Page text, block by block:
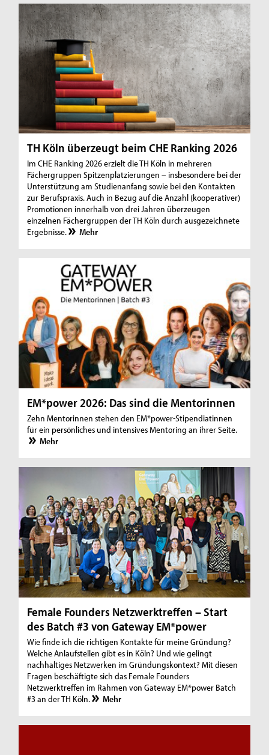
TH Köln überzeugt beim CHE Ranking 2026
Im CHE Ranking 2026 erzielt die TH Köln in mehreren
Fächergruppen Spitzenplatzierungen – insbesondere bei der
Unterstützung am Studienanfang sowie bei den Kontakten
zur Berufspraxis. Auch in Bezug auf die Anzahl (kooperativer)
Promotionen innerhalb von drei Jahren überzeugen
einzelnen Fächergruppen der TH Köln durch ausgezeichnete
Ergebnisse.
Mehr
EM*power 2026: Das sind die Mentorinnen
Zehn Mentorinnen stehen den EM*power-Stipendiatinnen
für ein persönliches und intensives Mentoring an ihrer Seite.
Mehr
Female Founders Netzwerktreffen – Start
des Batch #3 von Gateway EM*power
Wie finde ich die richtigen Kontakte für meine Gründung?
Welche Anlaufstellen gibt es in Köln? Und wie gelingt
nachhaltiges Netzwerken im Gründungskontext? Mit diesen
Fragen beschäftigte sich das Female Founders
Netzwerktreffen im Rahmen von Gateway EM*power Batch
#3 an der TH Köln.
Mehr